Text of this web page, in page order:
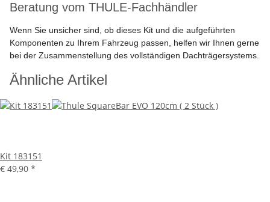
Beratung vom THULE-Fachhändler
Wenn Sie unsicher sind, ob dieses Kit und die aufgeführten
Komponenten zu Ihrem Fahrzeug passen, helfen wir Ihnen gerne
bei der Zusammenstellung des vollständigen Dachträgersystems.
Ähnliche Artikel
Kit 183151
€ 49,90 *